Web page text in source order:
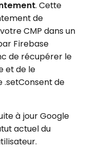
. Cette
de
CMP dans un
Firebase
de récupérer le
et de le
de
à jour Google
actuel du